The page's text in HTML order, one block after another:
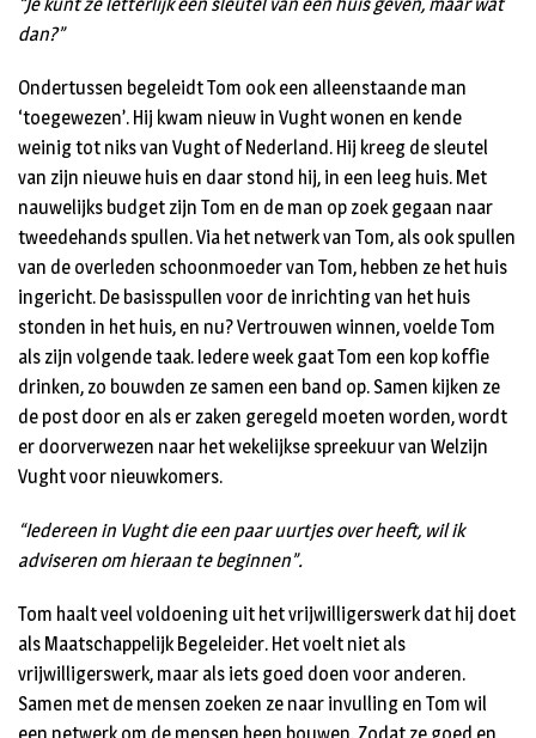
“Je kunt ze letterlijk een sleutel van een huis geven, maar wat
dan?”
Ondertussen begeleidt Tom ook een alleenstaande man
‘toegewezen’. Hij kwam nieuw in Vught wonen en kende
weinig tot niks van Vught of Nederland. Hij kreeg de sleutel
van zijn nieuwe huis en daar stond hij, in een leeg huis. Met
nauwelijks budget zijn Tom en de man op zoek gegaan naar
tweedehands spullen. Via het netwerk van Tom, als ook spullen
van de overleden schoonmoeder van Tom, hebben ze het huis
ingericht. De basisspullen voor de inrichting van het huis
stonden in het huis, en nu? Vertrouwen winnen, voelde Tom
als zijn volgende taak. Iedere week gaat Tom een kop koffie
drinken, zo bouwden ze samen een band op. Samen kijken ze
de post door en als er zaken geregeld moeten worden, wordt
er doorverwezen naar het wekelijkse spreekuur van Welzijn
Vught voor nieuwkomers.
“Iedereen in Vught die een paar uurtjes over heeft, wil ik
adviseren om hieraan te beginnen”.
Tom haalt veel voldoening uit het vrijwilligerswerk dat hij doet
als Maatschappelijk Begeleider. Het voelt niet als
vrijwilligerswerk, maar als iets goed doen voor anderen.
Samen met de mensen zoeken ze naar invulling en Tom wil